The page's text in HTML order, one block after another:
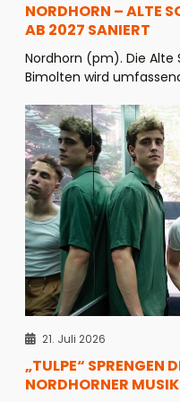
NORDHORN – ALTE
AB 2027 SANIERT
Nordhorn (pm). Die Alte
Bimolten wird
21. Juli 2026
„TULPE“ SPRENGEN
NORDHORNER